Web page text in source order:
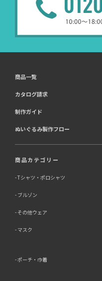
商品一覧
カタログ請求
制作ガイド
ぬいぐるみ製作フロー
商品カテゴリー
Tシャツ・ポロシャツ
ブルゾン
その他ウェア
マスク
ポーチ・巾着